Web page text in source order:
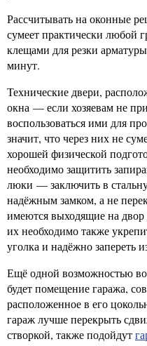
Рассчитывать на оконные
сумеет практически любой
клещами для резки
минут.
Технические двери,
окна — если хозяевам не
воспользоваться ими для
значит, что через них не
хорошей физической
необходимо защитить
люки — заключить в
надёжным замком, а не
имеются выходящие на
их необходимо также
уголка и надёжно запереть
Ещё одной возможностью
будет помещение гаража,
расположенное в его
гараж лучше перекрыть
створкой, также подойдут